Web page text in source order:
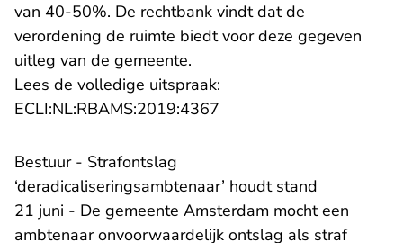
van 40-50%. De rechtbank vindt dat de
verordening de ruimte biedt voor deze gegeven
uitleg van de gemeente.
Lees de volledige uitspraak:
ECLI:NL:RBAMS:2019:4367
Bestuur - Strafontslag
‘deradicaliseringsambtenaar’ houdt stand
21 juni - De gemeente Amsterdam mocht een
ambtenaar onvoorwaardelijk ontslag als straf